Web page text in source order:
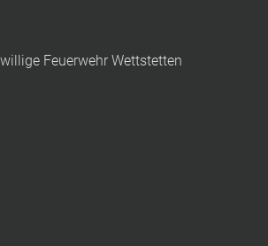
Feuerwehr Wettstetten